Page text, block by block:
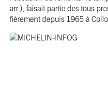
arr.), faisait partie des tous
fièrement depuis 1965 à